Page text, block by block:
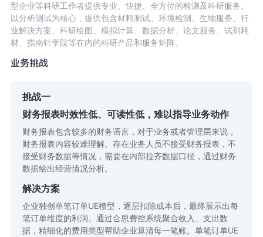
型企业等科研工作者提供专业、快捷、全方位的检测及科研服务。
以分析测试为核心，提供包含材料测试、环境检测、生物服务、行
业解决方案、科研绘图、模拟计算、数据分析、论文服务、试剂耗
材、指南针学院等在内的科研产品和服务矩阵。
业务挑战
挑战一
财务报表时效性低、可读性低，难以指导业务动作
财务报表包含较多的财务语言，对于业务或者管理层来说，
财务报表内容较难理解。存在业务人员不接受财务报表，不
接受财务数据等情况，需要在内部拉齐数据口径，通过财务
数据给出经营情况分析。
解决方案
企业独创单笔订单UE模型，逐层扣除成本后，最终展示出每
笔订单维度的利润。通过合思费控系统聚合收入、支出数
据，精细化的费用类型帮助企业算清每一笔账。单笔订单UE